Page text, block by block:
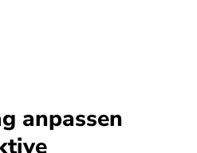
anpassen